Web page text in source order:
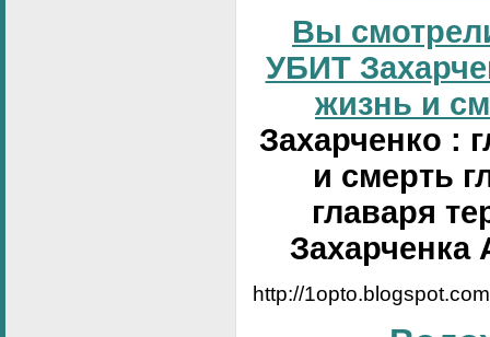
Вы
УБИТ
жизнь и
Захарченко :
и смерть
главаря
Захарченка
http://